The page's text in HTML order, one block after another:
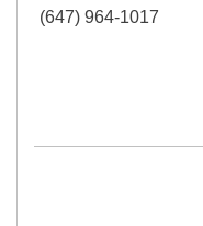
(647) 964-1017